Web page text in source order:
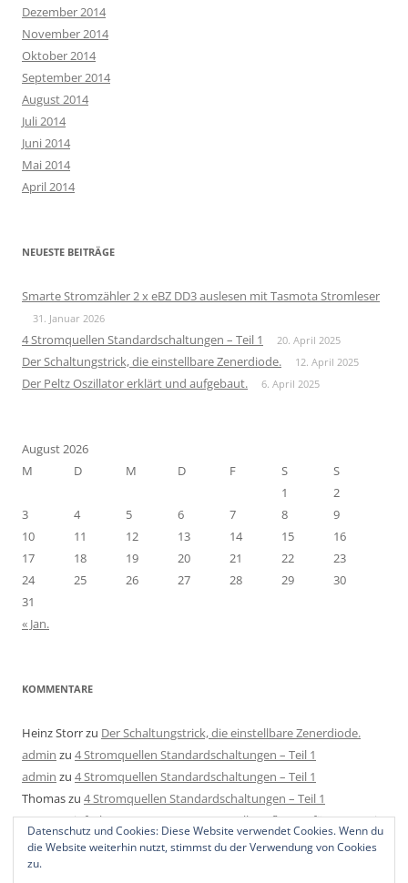
Dezember 2014
November 2014
Oktober 2014
September 2014
August 2014
Juli 2014
Juni 2014
Mai 2014
April 2014
NEUESTE BEITRÄGE
Smarte Stromzähler 2 x eBZ DD3 auslesen mit Tasmota Stromleser
31. Januar 2026
4 Stromquellen Standardschaltungen – Teil 1 20. April 2025
Der Schaltungstrick, die einstellbare Zenerdiode. 12. April 2025
Der Peltz Oszillator erklärt und aufgebaut. 6. April 2025
August 2026
M
D M D F S
S
1
2
3
4 5 6 7 8
9
10
11 12 13 14 15
16
17
18 19 20 21 22
23
24
25 26 27 28 29
30
31
« Jan.
KOMMENTARE
Heinz Storrzu Der Schaltungstrick, die einstellbare Zenerdiode.
admin zu 4 Stromquellen Standardschaltungen – Teil 1
admin zu 4 Stromquellen Standardschaltungen – Teil 1
Thomaszu 4 Stromquellen Standardschaltungen – Teil 1
MatszuEinfache LED Konstantstromquelle aufbauen für 4-40V mit
2 Bauteilen, 1 Regler und 1 Widerstand.
Datenschutz und Cookies: Diese Website verwendet Cookies. Wenn du
die Website weiterhin nutzt, stimmst du der Verwendung von Cookies
zu.